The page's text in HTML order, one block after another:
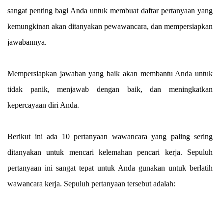
sangat penting bagi Anda untuk membuat daftar pertanyaan yang
kemungkinan akan ditanyakan pewawancara, dan mempersiapkan
jawabannya.
Mempersiapkan jawaban yang baik akan membantu Anda untuk
tidak panik, menjawab dengan baik, dan meningkatkan
kepercayaan diri Anda.
Berikut ini ada 10 pertanyaan wawancara yang paling sering
ditanyakan untuk mencari kelemahan pencari kerja. Sepuluh
pertanyaan ini sangat tepat untuk Anda gunakan untuk berlatih
wawancara kerja. Sepuluh pertanyaan tersebut adalah: